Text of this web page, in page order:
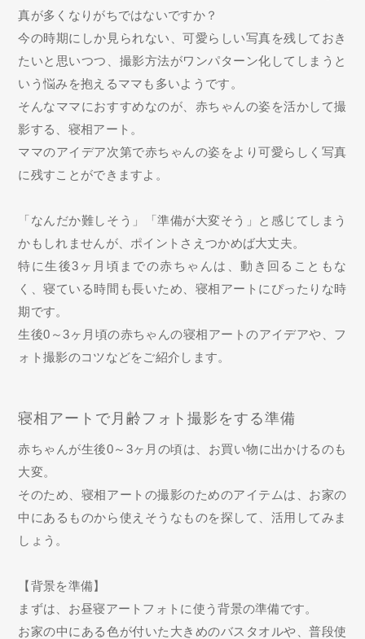
真が多くなりがちではないですか？
今の時期にしか見られない、可愛らしい写真を残しておき
たいと思いつつ、撮影方法がワンパターン化してしまうと
いう悩みを抱えるママも多いようです。
そんなママにおすすめなのが、赤ちゃんの姿を活かして撮
影する、寝相アート。
ママのアイデア次第で赤ちゃんの姿をより可愛らしく写真
に残すことができますよ。
「なんだか難しそう」「準備が大変そう」と感じてしまう
かもしれませんが、ポイントさえつかめば大丈夫。
特に生後3ヶ月頃までの赤ちゃんは、動き回ることもな
く、寝ている時間も長いため、寝相アートにぴったりな時
期です。
生後0～3ヶ月頃の赤ちゃんの寝相アートのアイデアや、フ
ォト撮影のコツなどをご紹介します。
寝相アートで月齢フォト撮影をする準備
赤ちゃんが生後0～3ヶ月の頃は、お買い物に出かけるのも
大変。
そのため、寝相アートの撮影のためのアイテムは、お家の
中にあるものから使えそうなものを探して、活用してみま
しょう。
【背景を準備】
まずは、お昼寝アートフォトに使う背景の準備です。
お家の中にある色が付いた大きめのバスタオルや、普段使